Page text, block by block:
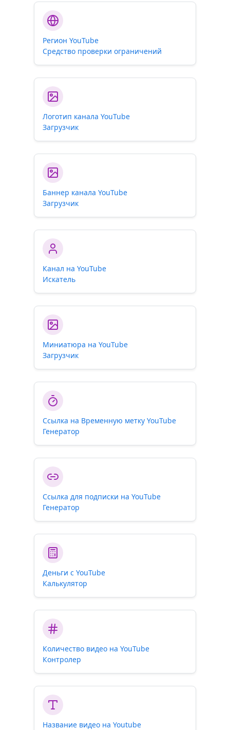
Регион YouTube
Средство проверки ограничений
Логотип канала YouTube
Загрузчик
Баннер канала YouTube
Загрузчик
Канал на YouTube
Искатель
Миниатюра на YouTube
Загрузчик
Ссылка на Временную метку YouTube
Генератор
Ссылка для подписки на YouTube
Генератор
Деньги с YouTube
Калькулятор
Количество видео на YouTube
Контролер
Название видео на Youtube